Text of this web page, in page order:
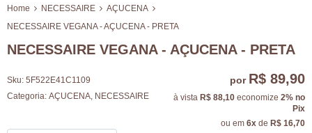
Home NECESSAIRE
AÇUCENA
NECESSAIRE VEGANA - AÇUCENA - PRETA
NECESSAIRE VEGANA - AÇUCENA - PRETA
Sku: 5F522E41C1109
Categoria: AÇUCENA NECESSAIRE
por R$ 89,90
à vista R$ 88,10 economize 2% no
Pix
ou em 6x de R$ 16,70